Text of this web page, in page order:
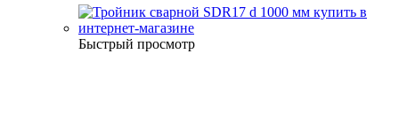
Быстрый просмотр